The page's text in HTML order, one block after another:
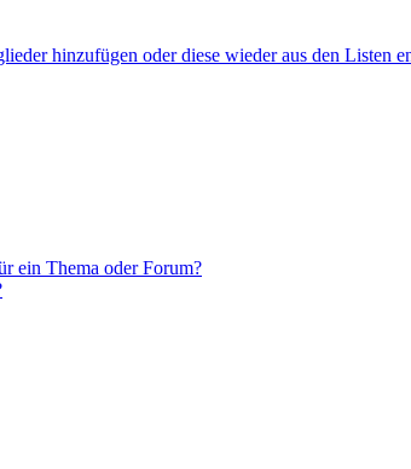
hinzufügen oder diese wieder aus den Listen
ein Thema oder Forum?